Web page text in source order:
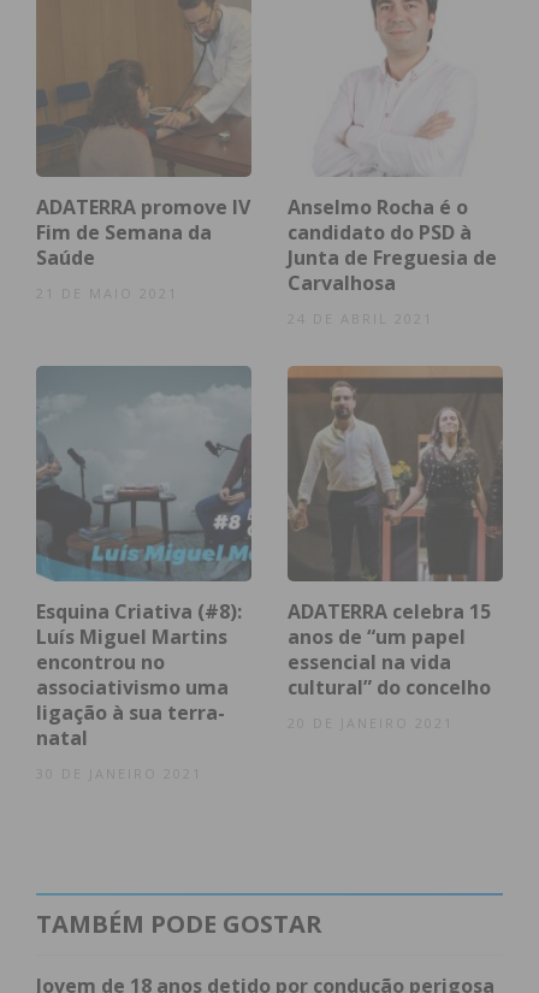
Subscreva a newsletter do
Imediato
obtenha de forma regular a informação
atualizada.
Eu li e concordo com ostermos e
condições
ADATERRA promove IV
Fim de Semana da
Saúde
21 DE MAIO 2021
Anselmo Rocha é o
candidato do PSD à
Junta de Freguesia de
Carvalhosa
24 DE ABRIL 2021
Esquina Criativa (#8):
Luís Miguel Martins
encontrou no
associativismo uma
ligação à sua terra-
natal
30 DE JANEIRO 2021
ADATERRA celebra 15
anos de “um papel
essencial na vida
cultural” do concelho
20 DE JANEIRO 2021
TAMBÉM PODE GOSTAR
Jovem de 18 anos detido por condução perigosa